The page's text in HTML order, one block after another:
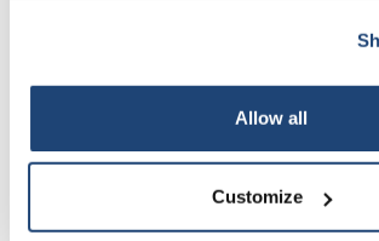
Allow all
Customize